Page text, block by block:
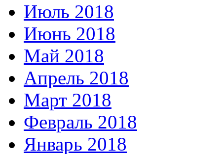
Июль 2018
Июнь 2018
Май 2018
Апрель 2018
Март 2018
Февраль 2018
Январь 2018